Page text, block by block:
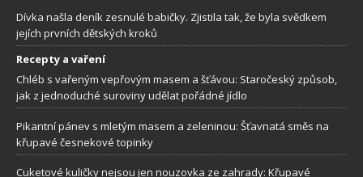
Dívka našla deník zesnulé babičky. Zjistila tak, že byla svědkem
jejích prvních dětských kroků
Recepty a vaření
Chléb s vařeným vepřovým masem a šťávou: Staročeský způsob,
jak z jednoduché suroviny udělat pořádné jídlo
Pikantní pánev s mletým masem a zeleninou: Šťavnatá směs na
křupavé česnekové topinky
Cuketové kuličky nejsou jen nouzovka ze zahrady: Křupavé